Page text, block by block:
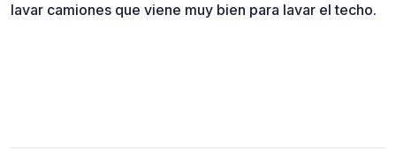
lavar camiones que viene muy bien para lavar el techo.